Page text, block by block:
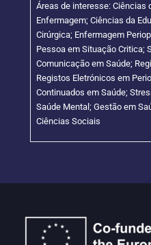
Áreas de interesse: Ciências
Enfermagem; Ciências da
Cirúrgica; Enfermagem
Pessoa em Situação Critica;
Comunicação em Saúde;
Registos Eletrónicos em
Continuados em Saúde;
Saúde Mental; Gestão em
Ciências Sociais